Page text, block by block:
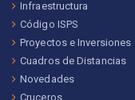
Infraestructura
Código ISPS
Proyectos e Inversiones
Cuadros de Distancias
Novedades
Cruceros